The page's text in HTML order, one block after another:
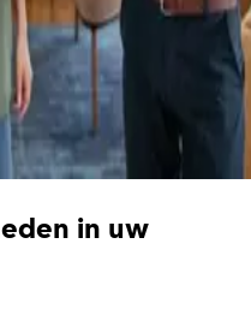
in uw